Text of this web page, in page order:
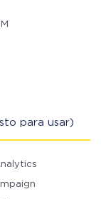
para usar)